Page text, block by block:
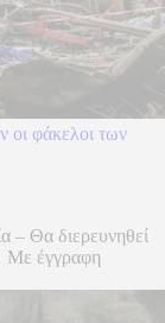
οι φάκελοι των
– Θα διερευνηθεί
Με έγγραφη